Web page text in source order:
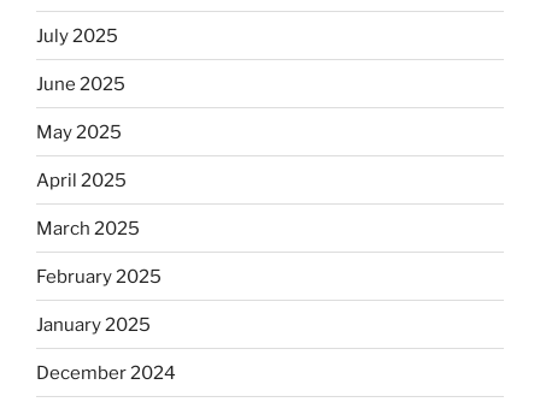
July 2025
June 2025
May 2025
April 2025
March 2025
February 2025
January 2025
December 2024